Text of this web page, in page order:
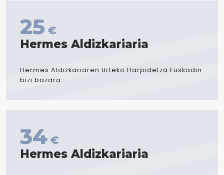
25 €
Hermes Aldizkariaria
Hermes Aldizkariaren Urteko Harpidetza Euskadin
bizi bazara
34 €
Hermes Aldizkariaria